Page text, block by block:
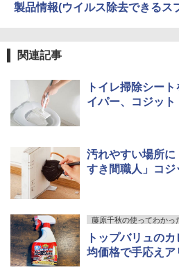
製品情報(ウイルス除去できるス
関連記事
トイレ掃除シー
イパー、コジット
汚れやすい場所に
すき間職人」コジ
藤原千秋の使ってわかっ
トップバリュの
均価格で手応えア